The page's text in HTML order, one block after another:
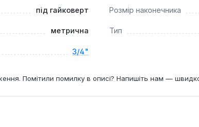
під гайковерт Розмір наконечника
метрична Тип
3/4"
Помітили помилку в описі? Напишіть нам —